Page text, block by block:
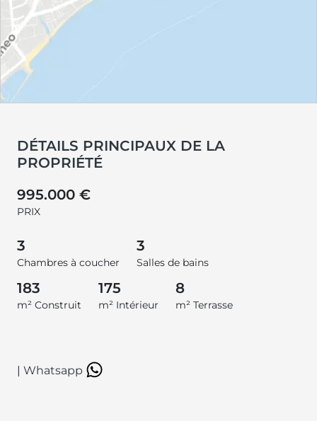
DÉTAILS PRINCIPAUX DE LA
PROPRIÉTÉ
995.000 €
PRIX
3
Chambres à coucher
3
Salles de bains
183
m² Construit
175
m² Intérieur
8
m² Terrasse
| Whatsapp